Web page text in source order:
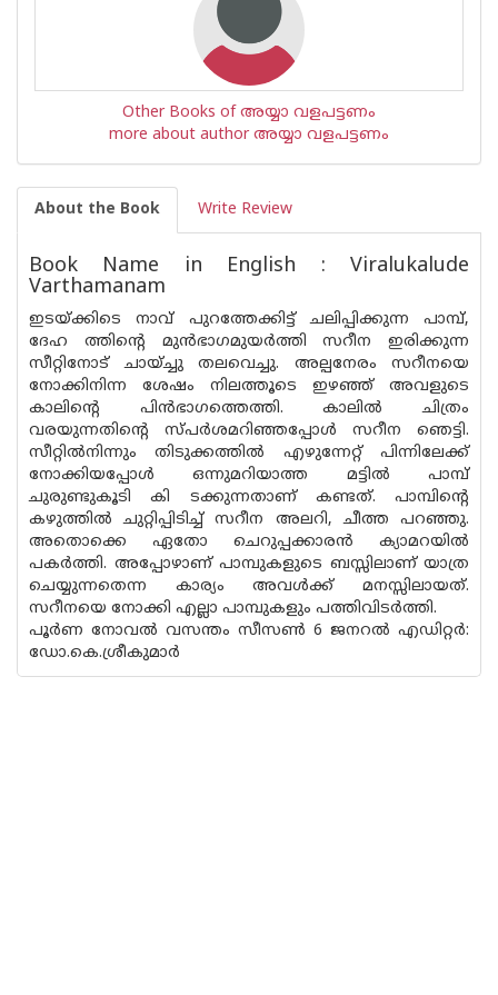
Other Books of അയ്യാ വളപട്ടണം
more about author അയ്യാ വളപട്ടണം
About the Book Write Review
Book Name in English : Viralukalude
Varthamanam
ഇടയ്ക്കിടെ നാവ് പുറത്തേക്കിട്ട് ചലിപ്പിക്കുന്ന പാമ്പ്,
ദേഹ ത്തിൻ്റെ മുൻഭാഗമുയർത്തി സറീന ഇരിക്കുന്ന
സീറ്റിനോട് ചായ്ച്ചു തലവെച്ചു. അല്പനേരം സറീനയെ
നോക്കിനിന്ന ശേഷം നിലത്തൂടെ ഇഴഞ്ഞ് അവളുടെ
കാലിൻ്റെ പിൻഭാഗത്തെത്തി. കാലിൽ ചിത്രം
വരയുന്നതിൻ്റെ സ്‌പർശമറിഞ്ഞപ്പോൾ സറീന ഞെട്ടി.
സീറ്റിൽനിന്നും തിടുക്കത്തിൽ എഴുന്നേറ്റ് പിന്നിലേക്ക്
നോക്കിയപ്പോൾ ഒന്നുമറിയാത്ത മട്ടിൽ പാമ്പ്
ചുരുണ്ടുകൂടി കി ടക്കുന്നതാണ് കണ്ടത്. പാമ്പിന്റെ
കഴുത്തിൽ ചുറ്റിപ്പിടിച്ച് സറീന അലറി, ചീത്ത പറഞ്ഞു.
അതൊക്കെ ഏതോ ചെറുപ്പക്കാരൻ ക്യാമറയിൽ
പകർത്തി. അപ്പോഴാണ് പാമ്പുകളുടെ ബസ്സിലാണ് യാത്ര
ചെയ്യുന്നതെന്ന കാര്യം അവൾക്ക് മനസ്സിലായത്.
സറീനയെ നോക്കി എല്ലാ പാമ്പുകളും പത്തിവിടർത്തി.
പൂർണ നോവൽ വസന്തം സീസൺ 6 ജനറൽ എഡിറ്റർ:
ഡോ.കെ.ശ്രീകുമാർ